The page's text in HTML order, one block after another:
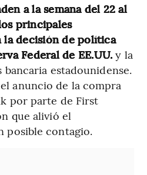
a la semana del 22 al
principales
decisión de política
Federal de EE.UU. y la
estadounidense.
anuncio de la compra
por parte de First
que alivió el
posible contagio.